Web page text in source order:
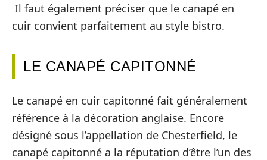
Il faut également préciser que le canapé en
cuir convient parfaitement au style bistro.
LE CANAPÉ CAPITONNÉ
Le canapé en cuir capitonné fait généralement
référence à la décoration anglaise. Encore
désigné sous l’appellation de Chesterfield, le
canapé capitonné a la réputation d’être l’un des